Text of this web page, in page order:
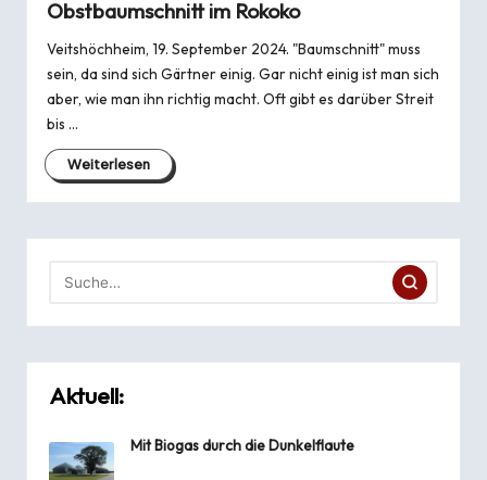
Obstbaumschnitt im Rokoko
Veitshöchheim, 19. September 2024. "Baumschnitt" muss
sein, da sind sich Gärtner einig. Gar nicht einig ist man sich
aber, wie man ihn richtig macht. Oft gibt es darüber Streit
bis …
Weiterlesen
Aktuell:
Mit Biogas durch die Dunkelflaute